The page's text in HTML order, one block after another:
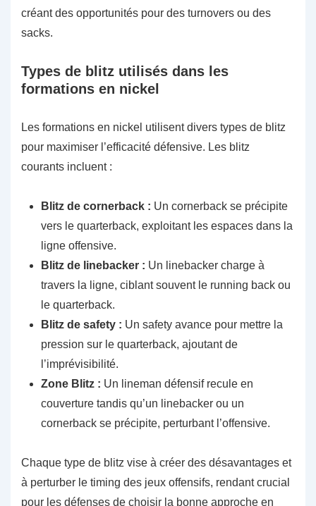
créant des opportunités pour des turnovers ou des
sacks.
Types de blitz utilisés dans les
formations en nickel
Les formations en nickel utilisent divers types de blitz
pour maximiser l’efficacité défensive. Les blitz
courants incluent :
Blitz de cornerback : Un cornerback se précipite
vers le quarterback, exploitant les espaces dans la
ligne offensive.
Blitz de linebacker : Un linebacker charge à
travers la ligne, ciblant souvent le running back ou
le quarterback.
Blitz de safety : Un safety avance pour mettre la
pression sur le quarterback, ajoutant de
l’imprévisibilité.
Zone Blitz : Un lineman défensif recule en
couverture tandis qu’un linebacker ou un
cornerback se précipite, perturbant l’offensive.
Chaque type de blitz vise à créer des désavantages et
à perturber le timing des jeux offensifs, rendant crucial
pour les défenses de choisir la bonne approche en